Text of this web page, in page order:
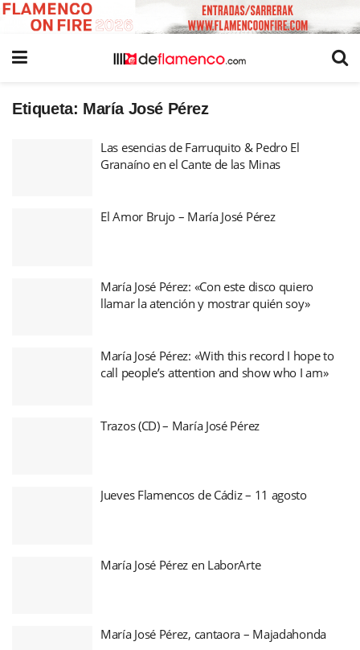
Etiqueta: María José Pérez
Las esencias de Farruquito & Pedro El
Granaíno en el Cante de las Minas
El Amor Brujo – María José Pérez
María José Pérez: «Con este disco quiero
llamar la atención y mostrar quién soy»
María José Pérez: «With this record I hope to
call people’s attention and show who I am»
Trazos (CD) – María José Pérez
Jueves Flamencos de Cádiz – 11 agosto
María José Pérez en LaborArte
María José Pérez, cantaora – Majadahonda